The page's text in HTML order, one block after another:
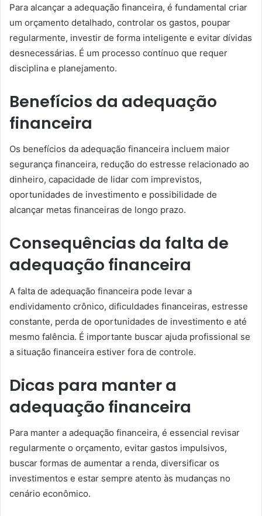
Para alcançar a adequação financeira, é fundamental criar
um orçamento detalhado, controlar os gastos, poupar
regularmente, investir de forma inteligente e evitar dívidas
desnecessárias. É um processo contínuo que requer
disciplina e planejamento.
Benefícios da adequação
financeira
Os benefícios da adequação financeira incluem maior
segurança financeira, redução do estresse relacionado ao
dinheiro, capacidade de lidar com imprevistos,
oportunidades de investimento e possibilidade de
alcançar metas financeiras de longo prazo.
Consequências da falta de
adequação financeira
A falta de adequação financeira pode levar a
endividamento crônico, dificuldades financeiras, estresse
constante, perda de oportunidades de investimento e até
mesmo falência. É importante buscar ajuda profissional se
a situação financeira estiver fora de controle.
Dicas para manter a
adequação financeira
Para manter a adequação financeira, é essencial revisar
regularmente o orçamento, evitar gastos impulsivos,
buscar formas de aumentar a renda, diversificar os
investimentos e estar sempre atento às mudanças no
cenário econômico.